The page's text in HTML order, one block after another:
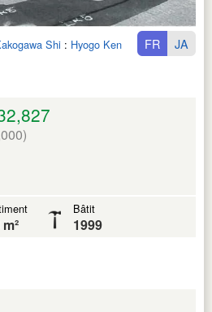
Shi : Hyogo Ken FR JA
Bâtit
1999